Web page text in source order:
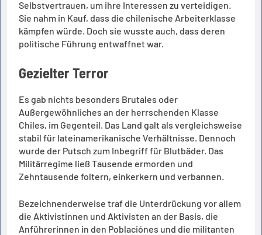
Selbstvertrauen, um ihre Interessen zu verteidigen.
Sie nahm in Kauf, dass die chilenische Arbeiterklasse
kämpfen würde. Doch sie wusste auch, dass deren
politische Führung entwaffnet war.
Gezielter Terror
Es gab nichts besonders Brutales oder
Außergewöhnliches an der herrschenden Klasse
Chiles, im Gegenteil. Das Land galt als vergleichsweise
stabil für lateinamerikanische Verhältnisse. Dennoch
wurde der Putsch zum Inbegriff für Blutbäder. Das
Militärregime ließ Tausende ermorden und
Zehntausende foltern, einkerkern und verbannen.
Bezeichnenderweise traf die Unterdrückung vor allem
die Aktivistinnen und Aktivisten an der Basis, die
Anführerinnen in den Poblaciónes und die militanten